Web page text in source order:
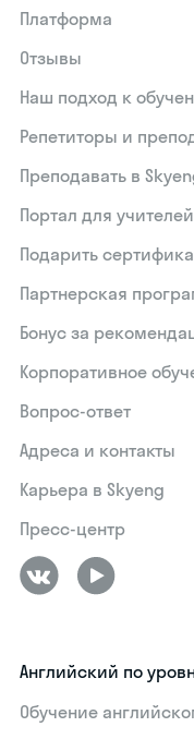
Платформа
Отзывы
Наш подход к
Репетиторы и
Преподавать в
Портал для учителей
Подарить
Партнерская
Бонус за
Корпоративное
Вопрос-ответ
Адреса и контакты
Карьера в Skyeng
Пресс-центр
Английский по
Обучение